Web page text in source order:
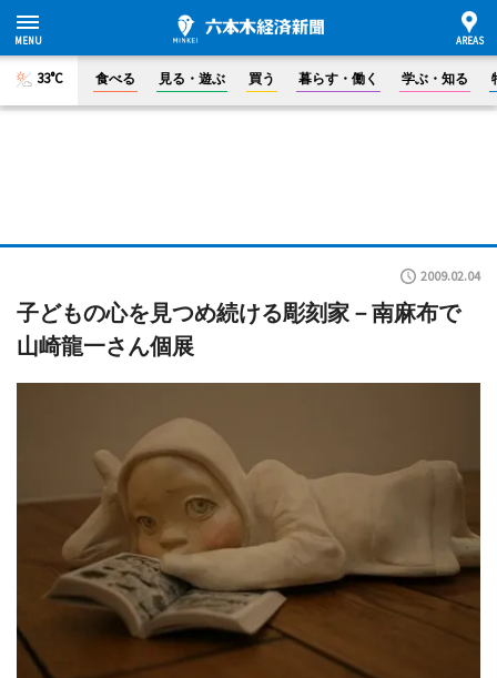
33°C 食べる 見る・遊ぶ 買う 暮らす・働く 学ぶ・知る
2009.02.04
子どもの心を見つめ続ける彫刻家－南麻布で
山崎龍一さん個展